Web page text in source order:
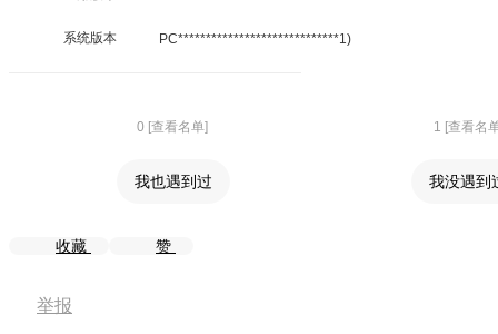
系统版本 PC*****************************1)
0 [查看名单] 1 [查看名
我也遇到过 我没遇到
收藏 赞
举报